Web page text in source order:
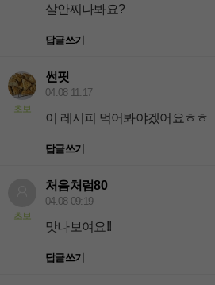
살안찌나봐요?
답글쓰기
초보
썬핏
04.08 11:17
이 레시피 먹어봐야겠어요ㅎㅎ
답글쓰기
초보
처음처럼80
04.08 09:19
맛나보여요!!
답글쓰기